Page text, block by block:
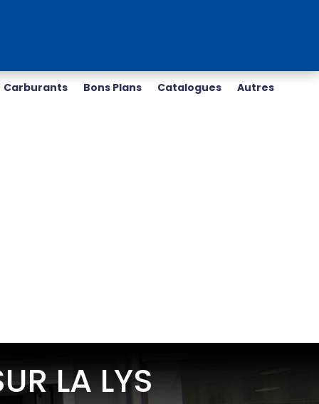
Carburants Bons Plans Catalogues Autres
LA LYS